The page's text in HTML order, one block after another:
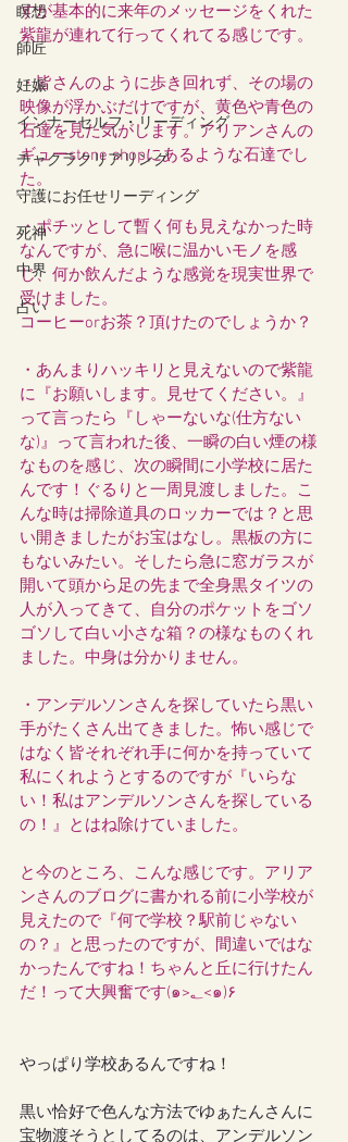
瞑想
師匠
妊娠
インナーセルフ・リーディング
チャクラクリアリング
守護にお任せリーディング
死神
中界
占い
すが基本的に来年のメッセージをくれた
紫龍が連れて行ってくれてる感じです。
・皆さんのように歩き回れず、その場の
映像が浮かぶだけですが、黄色や青色の
石達を見た気がします。アリアンさんの
ギューstone shopにあるような石達でし
た。
・ポチッとして暫く何も見えなかった時
なんですが、急に喉に温かいモノを感
じ、何か飲んだような感覚を現実世界で
受けました。
コーヒーorお茶？頂けたのでしょうか？
・あんまりハッキリと見えないので紫龍
に『お願いします。見せてください。』
って言ったら『しゃーないな(仕方ない
な)』って言われた後、一瞬の白い煙の様
なものを感じ、次の瞬間に小学校に居た
んです！ぐるりと一周見渡しました。こ
んな時は掃除道具のロッカーでは？と思
い開きましたがお宝はなし。黒板の方に
もないみたい。そしたら急に窓ガラスが
開いて頭から足の先まで全身黒タイツの
人が入ってきて、自分のポケットをゴソ
ゴソして白い小さな箱？の様なものくれ
ました。中身は分かりません。
・アンデルソンさんを探していたら黒い
手がたくさん出てきました。怖い感じで
はなく皆それぞれ手に何かを持っていて
私にくれようとするのですが『いらな
い！私はアンデルソンさんを探している
の！』とはね除けていました。
と今のところ、こんな感じです。アリア
ンさんのブログに書かれる前に小学校が
見えたので『何で学校？駅前じゃない
の？』と思ったのですが、間違いではな
かったんですね！ちゃんと丘に行けたん
だ！って大興奮です(๑>؂<๑)۶
やっぱり学校あるんですね！
黒い恰好で色んな方法でゆぁたんさんに
宝物渡そうとしてるのは、アンデルソン